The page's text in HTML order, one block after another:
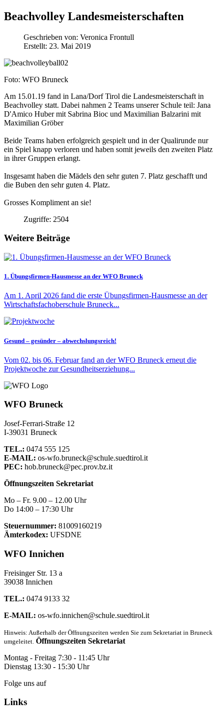
Beachvolley Landesmeisterschaften
Geschrieben von: Veronica Frontull
Erstellt: 23. Mai 2019
Foto: WFO Bruneck
Am 15.01.19 fand in Lana/Dorf Tirol die Landesmeisterschaft in
Beachvolley statt. Dabei nahmen 2 Teams unserer Schule teil: Jana
D'Amico Huber mit Sabrina Bioc und Maximilian Balzarini mit
Maximilian Gröber
Beide Teams haben erfolgreich gespielt und in der Qualirunde nur
ein Spiel knapp verloren und haben somit jeweils den zweiten Platz
in ihrer Gruppen erlangt.
Insgesamt haben die Mädels den sehr guten 7. Platz geschafft und
die Buben den sehr guten 4. Platz.
Grosses Kompliment an sie!
Zugriffe: 2504
Weitere Beiträge
1. Übungsfirmen-Hausmesse an der WFO Bruneck
Am 1. April 2026 fand die erste Übungsfirmen-Hausmesse an der
Wirtschaftsfachoberschule Bruneck...
Gesund – gesünder – abwechslungsreich!
Vom 02. bis 06. Februar fand an der WFO Bruneck erneut die
Projektwoche zur Gesundheitserziehung...
WFO Bruneck
Josef-Ferrari-Straße 12
I-39031 Bruneck
TEL.: 0474 555 125
E-MAIL: os-wfo.bruneck@schule.suedtirol.it
PEC: hob.bruneck@pec.prov.bz.it
Öffnungszeiten Sekretariat
Mo – Fr. 9.00 – 12.00 Uhr
Do 14:00 – 17:30 Uhr
Steuernummer: 81009160219
Ämterkodex: UFSDNE
WFO Innichen
Freisinger Str. 13 a
39038 Innichen
TEL.: 0474 9133 32
E-MAIL: os-wfo.innichen@schule.suedtirol.it
Hinweis: Außerhalb der Öffnungszeiten werden Sie zum Sekretariat in Bruneck
umgeleitet. Öffnungszeiten Sekretariat
Montag - Freitag 7:30 - 11:45 Uhr
Dienstag 13:30 - 15:30 Uhr
Folge uns auf
Links